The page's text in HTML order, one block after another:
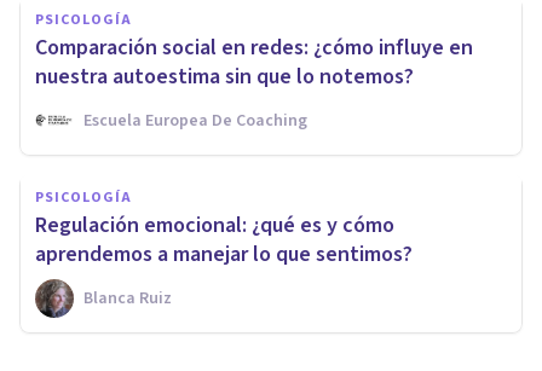
PSICOLOGÍA
Comparación social en redes: ¿cómo influye en
nuestra autoestima sin que lo notemos?
Escuela Europea De Coaching
PSICOLOGÍA
Regulación emocional: ¿qué es y cómo
aprendemos a manejar lo que sentimos?
Blanca Ruiz